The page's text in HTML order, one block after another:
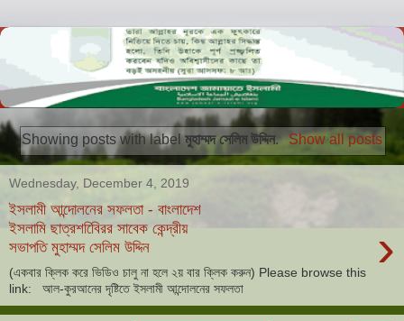
Showing posts with labelমুহাম্মদ সেলিম উদ্দিন. Show all posts
Wednesday, December 4, 2019
ইসলামী আন্দোলনের সফলতা - বাংলাদেশ
ইসলামি ছাত্রশবিেিরর সাবেক কেন্দ্রীয়
সভাপতি মুহাম্মদ সেলিম উদ্দিন
›
(একবার ক্লিক করে ভিডিও চালু না হলে ২য় বার ক্লিক করুন) Please browse this
link: আল-কুরআনের দৃষ্টিতে ইসলামী আন্দোলনের সফলতা